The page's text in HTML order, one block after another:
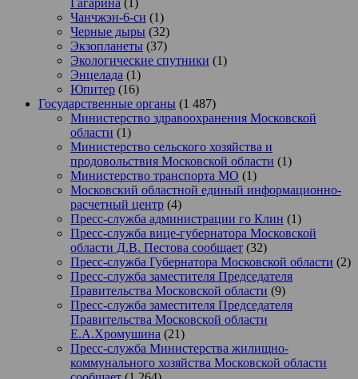
Гагарина (1)
Чанчжэн-6-си (1)
Черные дыры (32)
Экзопланеты (37)
Экологические спутники (1)
Энцелада (1)
Юпитер (16)
Государственные органы (1 487)
Министерство здравоохранения Московской
области (1)
Министерство сельского хозяйства и
продовольствия Московской области (1)
Министерство транспорта МО (1)
Московский областной единый информационно-
расчетный центр (4)
Пресс-служба администрации го Клин (1)
Пресс-служба вице-губернатора Московской
области Д.В. Пестова сообщает (32)
Пресс-служба Губернатора Московской области (2)
Пресс-служба заместителя Председателя
Правительства Московской области (9)
Пресс-служба заместителя Председателя
Правительства Московской области
Е.А.Хромушина (21)
Пресс-служба Министерства жилищно-
коммунального хозяйства Московской области